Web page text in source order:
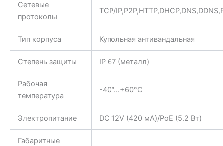
Сетевые
протоколы
TCP/
Тип корпуса Купольная антивандальная
Степень защиты IP 67 (металл)
Рабочая
температура
-40°…+60°C
Электропитание DC 12V (420 мА)/PoE (5.2 Вт)
Габаритные